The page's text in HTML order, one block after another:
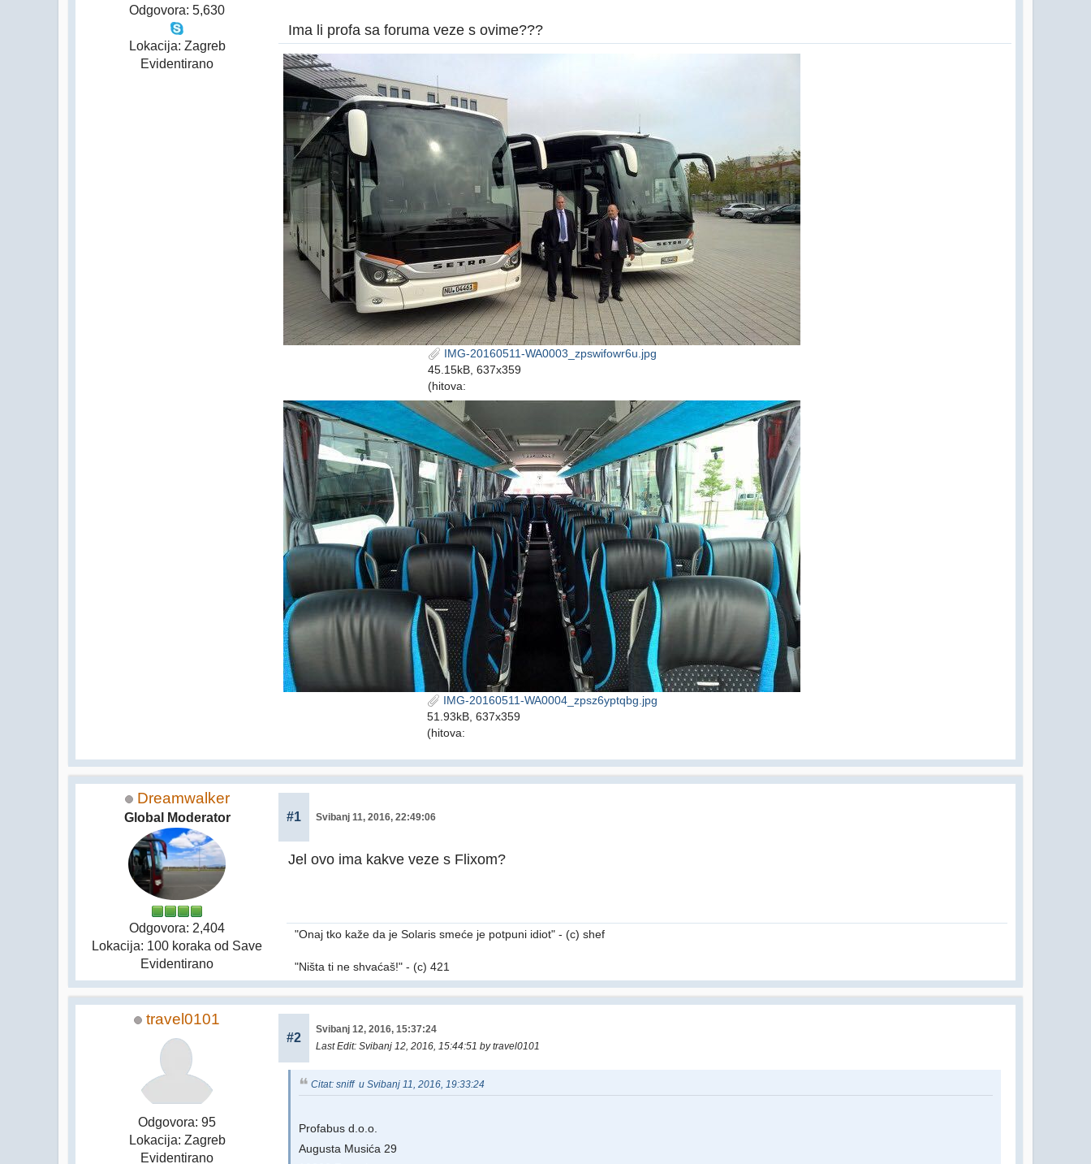
Odgovora: 5,630
Lokacija: Zagreb
Evidentirano
Ima li profa sa foruma veze s ovime???
IMG-20160511-WA0003_zpswifowr6u.jpg
45.15kB, 637x359
(hitova:
IMG-20160511-WA0004_zpsz6yptqbg.jpg
51.93kB, 637x359
(hitova:
Dreamwalker
Global Moderator
Odgovora: 2,404
Lokacija: 100 koraka od Save
Evidentirano
#1 Svibanj 11, 2016, 22:49:06
Jel ovo ima kakve veze s Flixom?
"Onaj tko kaže da je Solaris smeće je potpuni idiot" - (c) shef
"Ništa ti ne shvaćaš!" - (c) 421
travel0101
Odgovora: 95
Lokacija: Zagreb
Evidentirano
#2
Svibanj 12, 2016, 15:37:24
Last Edit: Svibanj 12, 2016, 15:44:51 by travel0101
Citat: sniff u Svibanj 11, 2016, 19:33:24
Profabus d.o.o.
Augusta Musića 29